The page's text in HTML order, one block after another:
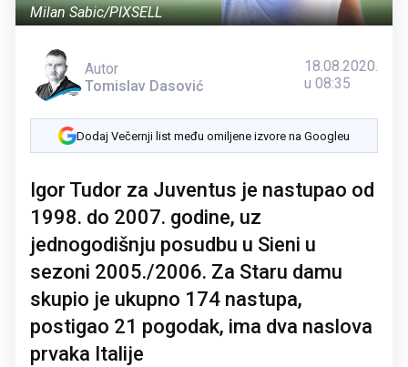
Milan Sabic/PIXSELL
Autor
Tomislav Dasović
18.08.2020.
u 08:35
Dodaj Večernji list među omiljene izvore na Googleu
Igor Tudor za Juventus je nastupao od
1998. do 2007. godine, uz
jednogodišnju posudbu u Sieni u
sezoni 2005./2006. Za Staru damu
skupio je ukupno 174 nastupa,
postigao 21 pogodak, ima dva naslova
prvaka Italije